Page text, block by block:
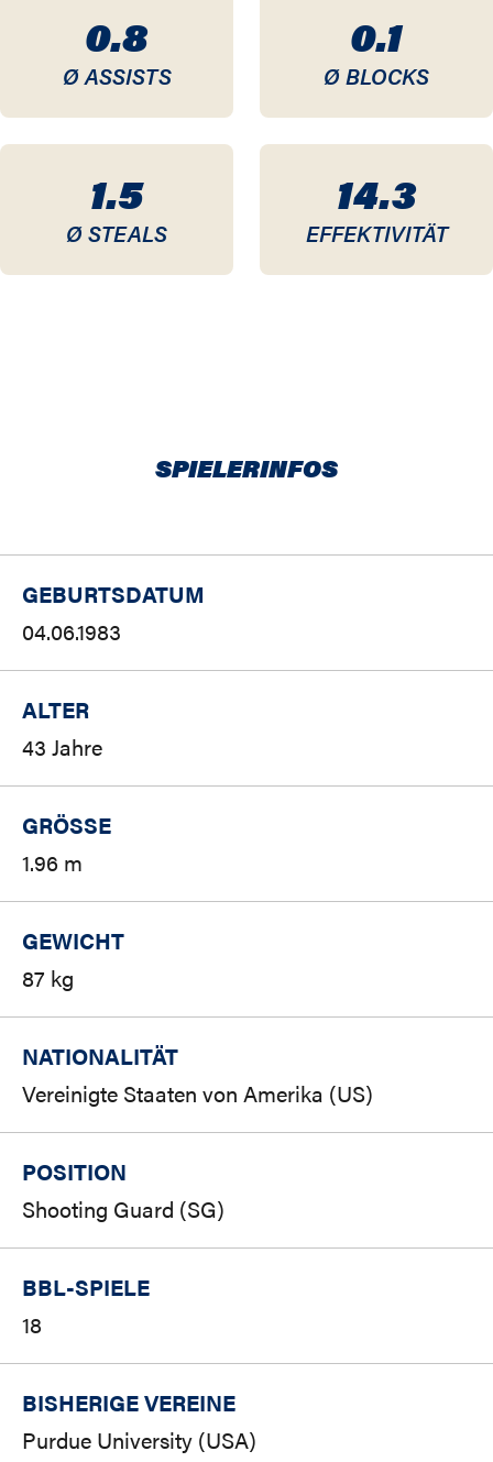
0.8
Ø ASSISTS
0.1
Ø BLOCKS
1.5
Ø STEALS
14.3
EFFEKTIVITÄT
SPIELERINFOS
GEBURTSDATUM
04.06.1983
ALTER
43 Jahre
GRÖSSE
1.96 m
GEWICHT
87 kg
NATIONALITÄT
Vereinigte Staaten von Amerika (US)
POSITION
Shooting Guard (SG)
BBL-SPIELE
18
BISHERIGE VEREINE
Purdue University (USA)